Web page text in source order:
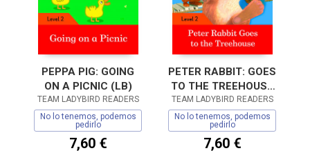
PEPPA PIG: GOING
ON A PICNIC (LB)
TEAM LADYBIRD READERS
No lo tenemos, podemos
pedirlo
7,60 €
PETER RABBIT: GOES
TO THE TREEHOUSE
(LB)
TEAM LADYBIRD READERS
No lo tenemos, podemos
pedirlo
7,60 €